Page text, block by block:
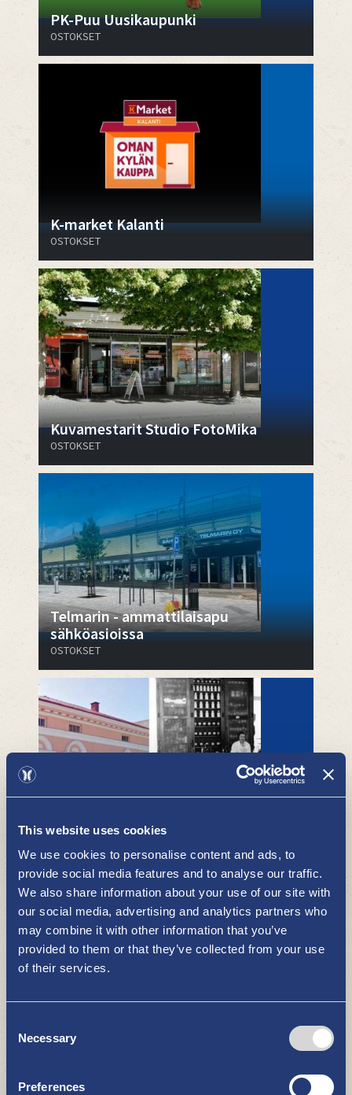
This website uses cookies
We use cookies to personalise content and ads, to
provide social media features and to analyse our traffic.
We also share information about your use of our site with
our social media, advertising and analytics partners who
may combine it with other information that you’ve
provided to them or that they’ve collected from your use
of their services.
Selection
Necessary
Preferences
PK-Puu Uusikaupunki
OSTOKSET
K-market Kalanti
OSTOKSET
Kuvamestarit Studio FotoMika
OSTOKSET
Telmarin - ammattilaisapu
sähköasioissa
OSTOKSET
Uudenkaupungin 1. Apteekki
OSTOKSET
Ugin Lemmikkipuoti